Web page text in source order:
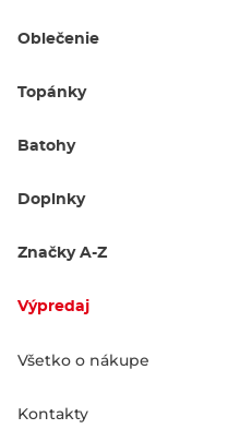
Oblečenie
Topánky
Batohy
Doplnky
Značky A-Z
Výpredaj
Všetko o nákupe
Kontakty
Bike topánky
Bike chrániče
Príslušenstvo